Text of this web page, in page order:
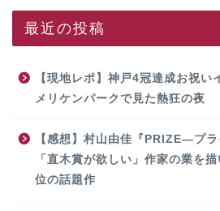
最近の投稿
【現地レポ】神戸4冠達成お祝い
メリケンパークで見た熱狂の夜
【感想】村山由佳『PRIZE―プ
「直木賞が欲しい」作家の業を
位の話題作